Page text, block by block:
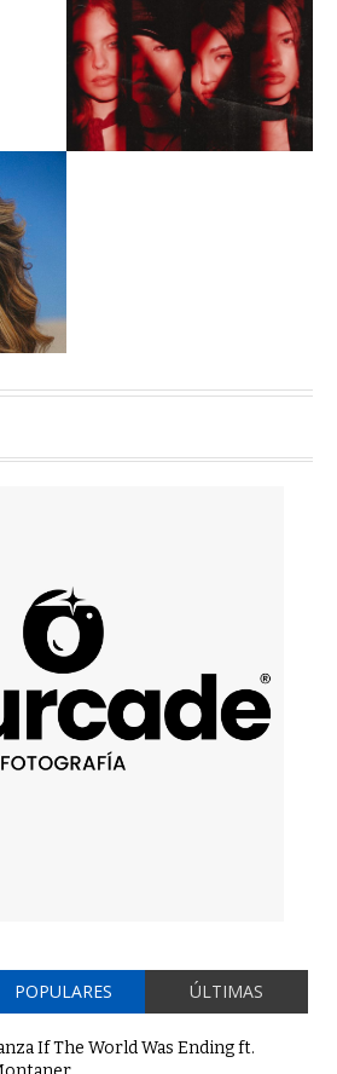
POPULARES ÚLTIMAS
If The World Was Ending ft.